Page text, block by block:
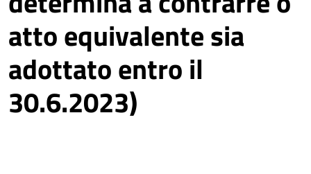
atto equivalente sia
adottato entro il
30.6.2023)